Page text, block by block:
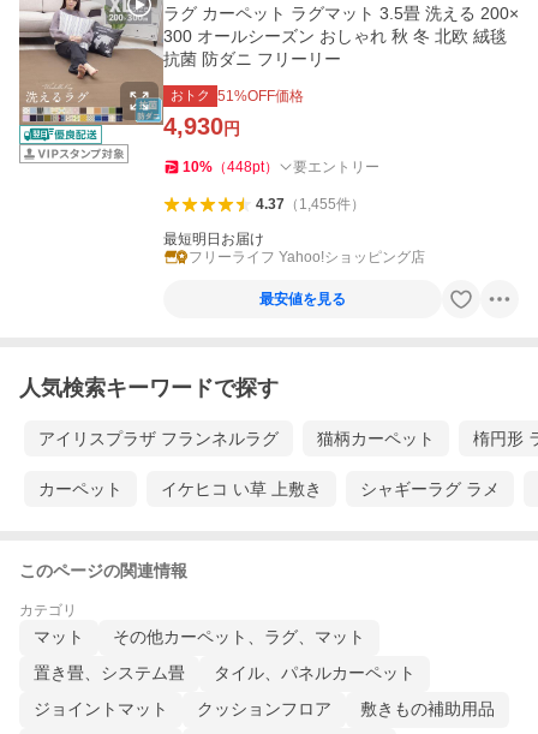
ラグ カーペット ラグマット 3.5畳 洗える 200×
300 オールシーズン おしゃれ 秋 冬 北欧 絨毯
抗菌 防ダニ フリーリー
おトク 51%OFF価格
4,930円
10% （448pt） 要エントリー
4.37（ 1,455件）
最短明日お届け
フリーライフ Yahoo!ショッピング店
最安値を見る
人気検索キーワードで探す
アイリスプラザ フランネルラグ 猫柄カーペット 楕円形
カーペット イケヒコ い草 上敷き シャギーラグ ラメ
このページの関連情報
カテゴリ
マット
その他カーペット、ラグ、マット
置き畳、システム畳
タイル、パネルカーペット
ジョイントマット
クッションフロア
敷きもの補助用品